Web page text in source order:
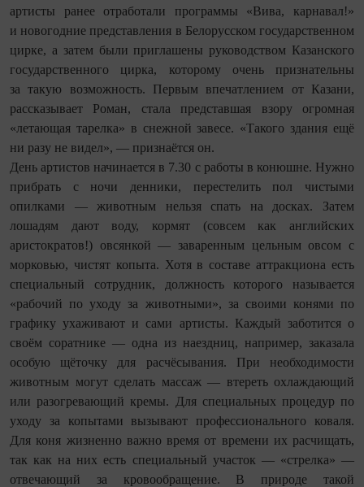
артисты ранее отработали программы «Вива, карнавал!»
и новогодние представления в Белорусском государственном
цирке, а затем были приглашены руководством Казанского
государственного цирка, которому очень признательны
за такую возможность. Первым впечатлением от Казани,
рассказывает Роман, стала представшая взору огромная
«летающая тарелка» в снежной завесе. «Такого здания ещё
ни разу не видел», — признаётся он.
День артистов начинается в 7.30 с работы в конюшне. Нужно
прибрать с ночи денники, перестелить пол чистыми
опилками — животным нельзя спать на досках. Затем
лошадям дают воду, кормят (совсем как английских
аристократов!) овсянкой — заваренным цельным овсом с
морковью, чистят копыта. Хотя в составе аттракциона есть
специальный сотрудник, должность которого называется
«рабочий по уходу за животными», за своими конями по
графику ухаживают и сами артисты. Каждый заботится о
своём соратнике — одна из наездниц, например, заказала
особую щёточку для расчёсывания. При необходимости
животным могут сделать массаж — втереть охлаждающий
или разогревающий кремы. Для специальных процедур по
уходу за копытами вызывают профессионального коваля.
Для коня жизненно важно время от времени их расчищать,
так как на них есть специальный участок — «стрелка» —
отвечающий за кровообращение. В природе такой